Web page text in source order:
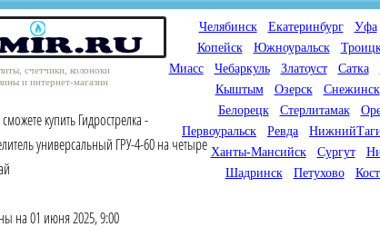
счетчики, колоноки
и интернет-магазин
Челябинск Екатеринбург Уфа
Копейск
Южноуральск
Миасс
Чебаркуль Златоуст Сатка
Кыштым
Озерск Снежинск
Белорецк
Стерлитамак
Первоуральск
Ревда
Ханты-Мансийск
Сургут
Шадринск
Петухово
купить Гидрострелка -
универсальный ГРУ-4-60 на четыре
на 01 июня 2025, 9:00